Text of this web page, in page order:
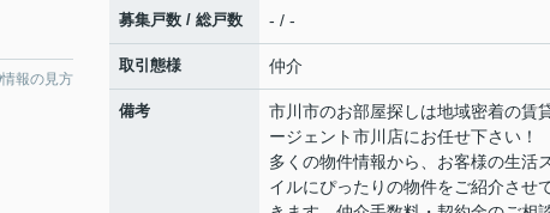
情報の見方
募集戸数 / 総戸数 - / -
取引態様 仲介
備考
市川市のお部屋探しは地域密着の賃
ージェント市川店にお任せ下さい
多くの物件情報から、お客様の生活
イルにぴったりの物件をご紹介させ